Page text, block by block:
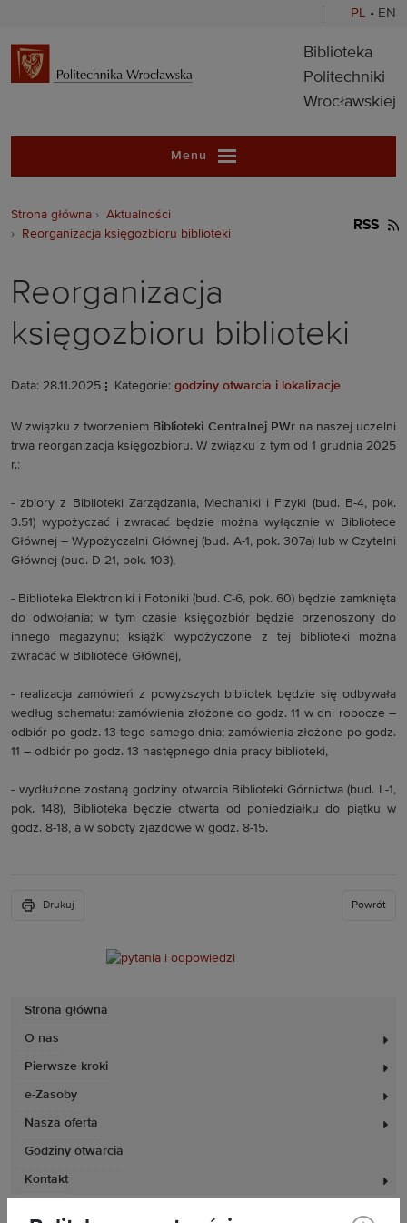
PL • EN
Biblioteka
Biblioteka
Politechniki
Wrocławskiej
Menu
Strona główna
O nas
Pierwsze kroki
e-Zasoby
Nasza oferta
Godziny otwarcia
Kontakt
Strona główna
Aktualności
Reorganizacja księgozbioru biblioteki
RSS
Reorganizacja
księgozbioru biblioteki
Data: 28.11.2025 Kategorie: godziny otwarcia i lokalizacje
W związku z tworzeniem Biblioteki Centralnej PWrna naszej uczelni
trwa reorganizacja księgozbioru. W związku z tym od 1 grudnia 2025
r.:
- zbiory z Biblioteki Zarządzania, Mechaniki i Fizyki (bud. B-4, pok.
3.51) wypożyczać i zwracać będzie można wyłącznie w Bibliotece
Głównej – Wypożyczalni Głównej (bud. A-1, pok. 307a) lub w Czytelni
Głównej (bud. D-21, pok. 103),
- Biblioteka Elektroniki i Fotoniki (bud. C-6, pok. 60) będzie zamknięta
do odwołania; w tym czasie księgozbiór będzie przenoszony do
innego magazynu; książki wypożyczone z tej biblioteki można
zwracać w Bibliotece Głównej,
- realizacja zamówień z powyższych bibliotek będzie się odbywała
według schematu: zamówienia złożone do godz. 11 w dni robocze –
odbiór po godz. 13 tego samego dnia; zamówienia złożone po godz.
11 – odbiór po godz. 13 następnego dnia pracy biblioteki,
- wydłużone zostaną godziny otwarcia Biblioteki Górnictwa (bud. L-1,
pok. 148), Biblioteka będzie otwarta od poniedziałku do piątku w
godz. 8-18, a w soboty zjazdowe w godz. 8-15.
Drukuj Powrót